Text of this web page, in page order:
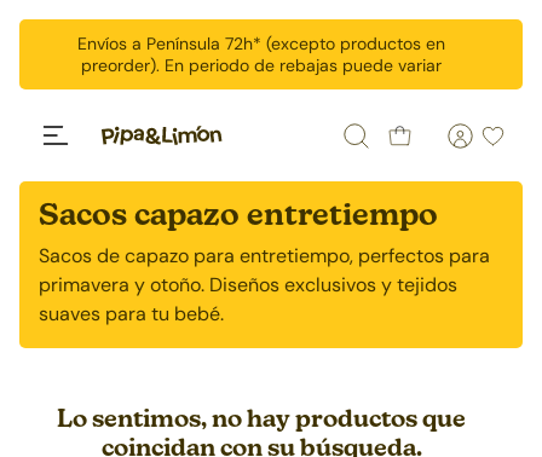
Ir al contenidoEnvíos a Península 72h* (excepto productos en
preorder). En periodo de rebajas puede variar
Buscar
Sacos capazo entretiempo
Sacos de capazo para entretiempo, perfectos para
primavera y otoño. Diseños exclusivos y tejidos
suaves para tu bebé.
Lo sentimos, no hay productos que
coincidan con su búsqueda.